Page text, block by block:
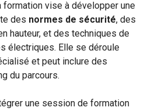
formation vise à développer une
des normes de sécurité, des
hauteur, et des techniques de
électriques. Elle se déroule
et peut inclure des
du parcours.
une session de formation